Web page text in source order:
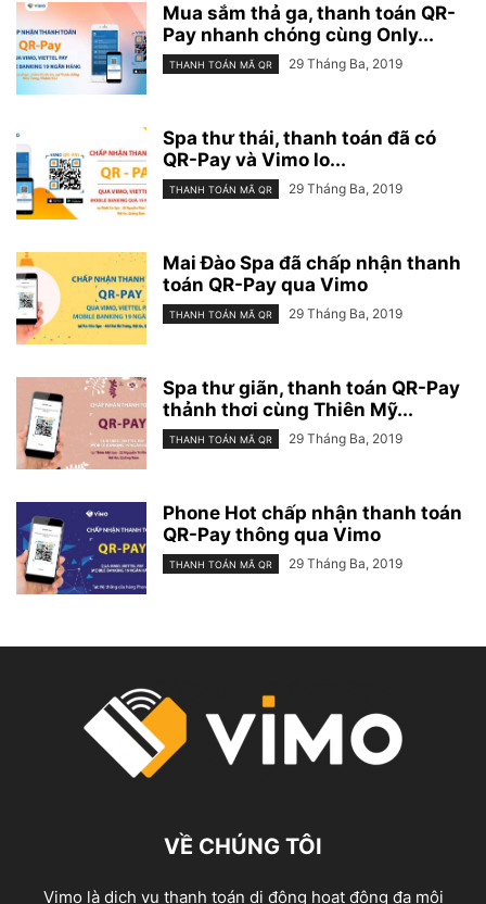
Mua sắm thả ga, thanh toán QR-
Pay nhanh chóng cùng Only...
THANH TOÁN MÃ QR 29 Tháng Ba, 2019
Spa thư thái, thanh toán đã có
QR-Pay và Vimo lo...
THANH TOÁN MÃ QR 29 Tháng Ba, 2019
Mai Đào Spa đã chấp nhận thanh
toán QR-Pay qua Vimo
THANH TOÁN MÃ QR 29 Tháng Ba, 2019
Spa thư giãn, thanh toán QR-Pay
thảnh thơi cùng Thiên Mỹ...
THANH TOÁN MÃ QR 29 Tháng Ba, 2019
Phone Hot chấp nhận thanh toán
QR-Pay thông qua Vimo
THANH TOÁN MÃ QR 29 Tháng Ba, 2019
VỀ CHÚNG TÔI
Vimo là dịch vụ thanh toán di động hoạt động đa môi